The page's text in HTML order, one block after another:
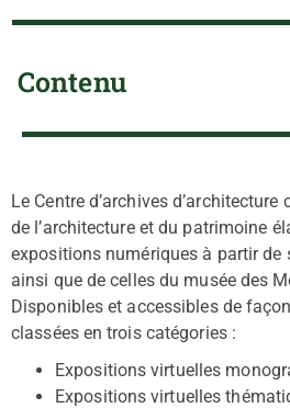
Contenu
Le Centre d’archives
de l’architecture et du patrimoine
expositions numériques à partir de
ainsi que de celles du musée des
Disponibles et accessibles de
classées en trois catégories :
Expositions virtuelles
Expositions virtuelles